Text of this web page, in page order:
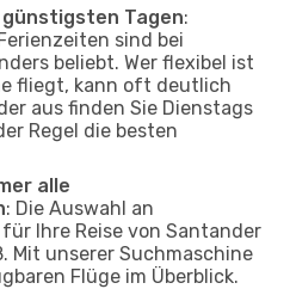
günstigsten Tagen:
sind bei
beliebt. Wer flexibel ist
fliegt, kann oft deutlich
aus finden Sie Dienstags
Regel die besten
alle
: Die Auswahl an
Ihre Reise von Santander
Mit unserer Suchmaschine
Flüge im Überblick.